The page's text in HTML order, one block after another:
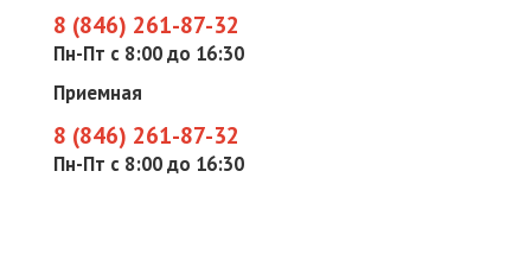
8 (846) 261-87-32
Пн-Пт с 8:00 до 16:30
Приемная
8 (846) 261-87-32
Пн-Пт с 8:00 до 16:30